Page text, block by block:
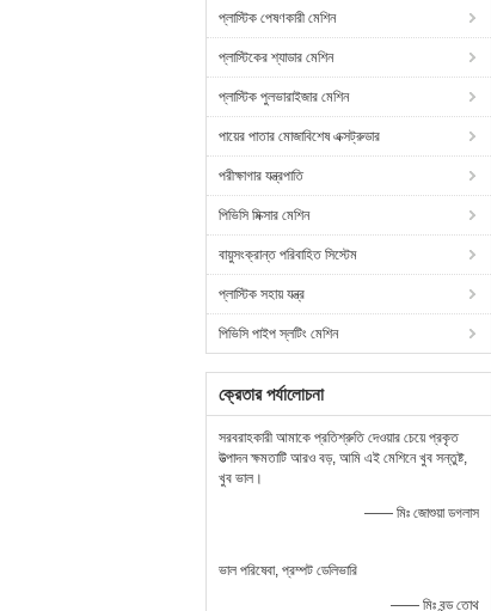
প্লাস্টিক পেষণকারী মেশিন
প্লাস্টিকের শ্যাডার মেশিন
প্লাস্টিক পুলভারাইজার মেশিন
পায়ের পাতার মোজাবিশেষ এক্সট্রুডার
পরীক্ষাগার যন্ত্রপাতি
পিভিসি মিক্সার মেশিন
বায়ুসংক্রান্ত পরিবাহিত সিস্টেম
প্লাস্টিক সহায় যন্ত্র
পিভিসি পাইপ স্লটিং মেশিন
ক্রেতার পর্যালোচনা
সরবরাহকারী আমাকে প্রতিশ্রুতি দেওয়ার চেয়ে প্রকৃত
উত্পাদন ক্ষমতাটি আরও বড়, আমি এই মেশিনে খুব সন্তুষ্ট,
খুব ভাল।
—— মিঃ জোশুয়া ডগলাস
ভাল পরিষেবা, প্রম্পট ডেলিভারি
—— মিঃ বন্ড তোথ